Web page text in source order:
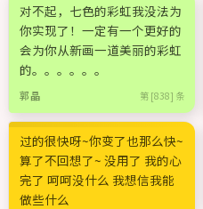
对不起，七色的彩虹我没法为
你实现了！一定有一个更好的
会为你从新画一道美丽的彩虹
的。。。。。。
郭晶 第 [838] 条
过的很快呀~你变了也那么快~
算了不回想了~ 没用了 我的心
完了 呵呵没什么 我想信我能
做些什么